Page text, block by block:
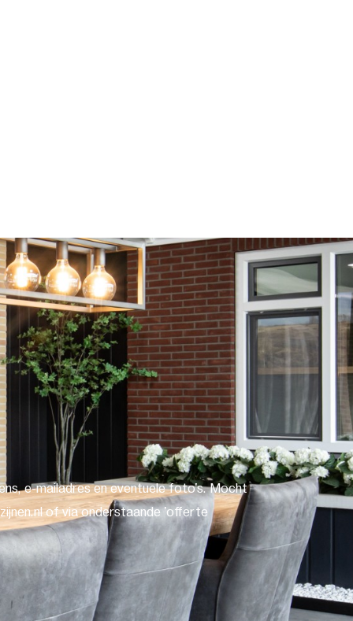
e-mailadres en eventuele foto's. Mocht
of via onderstaande 'offerte